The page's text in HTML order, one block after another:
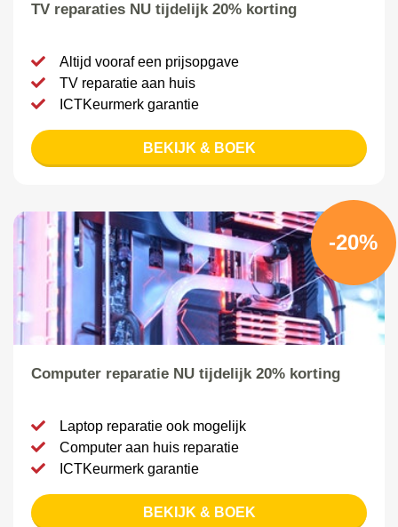
TV reparaties NU tijdelijk 20% korting
Altijd vooraf een prijsopgave
TV reparatie aan huis
ICTKeurmerk garantie
BEKIJK & BOEK
-20%
Computer reparatie NU tijdelijk 20% korting
Laptop reparatie ook mogelijk
Computer aan huis reparatie
ICTKeurmerk garantie
BEKIJK & BOEK